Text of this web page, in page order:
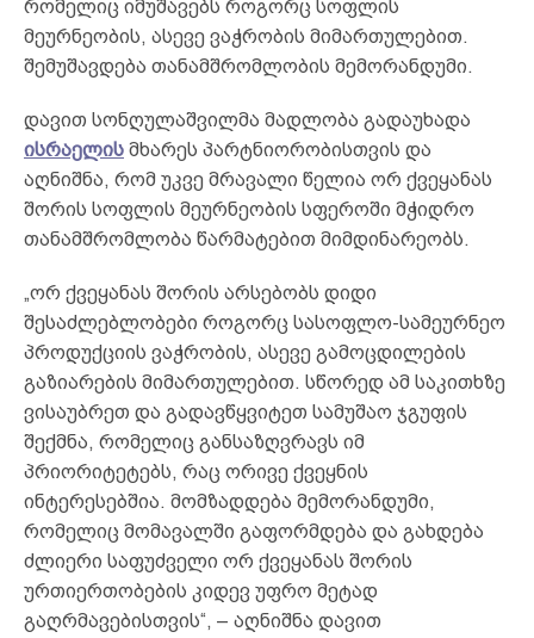
რომელიც იმუშავებს როგორც სოფლის
მეურნეობის, ასევე ვაჭრობის მიმართულებით.
შემუშავდება თანამშრომლობის მემორანდუმი.
დავით სონღულაშვილმა მადლობა გადაუხადა
ისრაელის მხარეს პარტნიორობისთვის და
აღნიშნა, რომ უკვე მრავალი წელია ორ ქვეყანას
შორის სოფლის მეურნეობის სფეროში მჭიდრო
თანამშრომლობა წარმატებით მიმდინარეობს.
„ორ ქვეყანას შორის არსებობს დიდი
შესაძლებლობები როგორც სასოფლო-სამეურნეო
პროდუქციის ვაჭრობის, ასევე გამოცდილების
გაზიარების მიმართულებით. სწორედ ამ საკითხზე
ვისაუბრეთ და გადავწყვიტეთ სამუშაო ჯგუფის
შექმნა, რომელიც განსაზღვრავს იმ
პრიორიტეტებს, რაც ორივე ქვეყნის
ინტერესებშია. მომზადდება მემორანდუმი,
რომელიც მომავალში გაფორმდება და გახდება
ძლიერი საფუძველი ორ ქვეყანას შორის
ურთიერთობების კიდევ უფრო მეტად
გაღრმავებისთვის“, – აღნიშნა დავით